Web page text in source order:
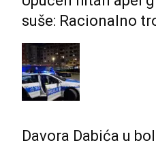
suše: Racionalno
Davora Dabića u